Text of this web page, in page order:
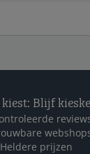
kiest: Blijf
Heldere prijzen